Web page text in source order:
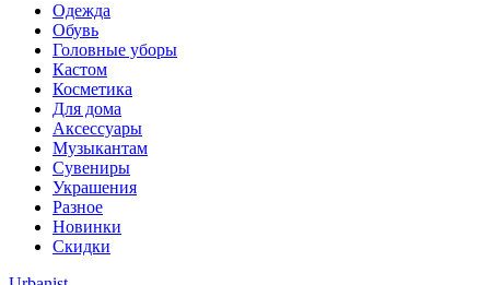
Одежда
Обувь
Головные уборы
Кастом
Косметика
Для дома
Аксессуары
Музыкантам
Сувениры
Украшения
Разное
Новинки
Скидки